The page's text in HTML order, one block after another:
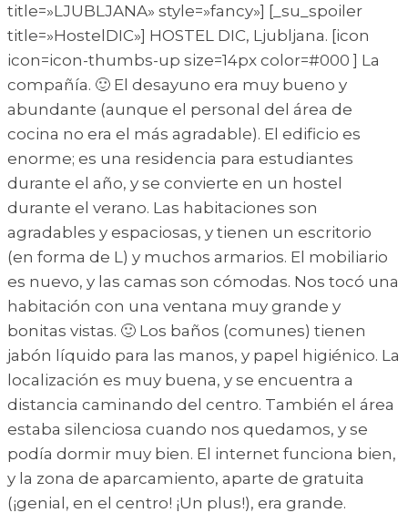
title=»LJUBLJANA» style=»fancy»] [_su_spoiler
title=»HostelDIC»] HOSTEL DIC, Ljubljana. [icon
icon=icon-thumbs-up size=14px color=#000 ] La
compañía. 🙂 El desayuno era muy bueno y
abundante (aunque el personal del área de
cocina no era el más agradable). El edificio es
enorme; es una residencia para estudiantes
durante el año, y se convierte en un hostel
durante el verano. Las habitaciones son
agradables y espaciosas, y tienen un escritorio
(en forma de L) y muchos armarios. El mobiliario
es nuevo, y las camas son cómodas. Nos tocó una
habitación con una ventana muy grande y
bonitas vistas. 🙂 Los baños (comunes) tienen
jabón líquido para las manos, y papel higiénico. La
localización es muy buena, y se encuentra a
distancia caminando del centro. También el área
estaba silenciosa cuando nos quedamos, y se
podía dormir muy bien. El internet funciona bien,
y la zona de aparcamiento, aparte de gratuita
(¡genial, en el centro! ¡Un plus!), era grande.